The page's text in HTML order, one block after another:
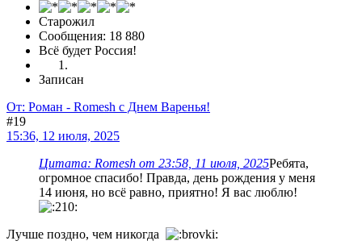
Старожил
Сообщения: 18 880
Всё будет Россия!
Записан
От: Роман - Romesh с Днем Варенья!
#19
15:36, 12 июля, 2025
Цитата: Romesh от 23:58, 11 июля, 2025Ребята,
огромное спасибо! Правда, день рождения у меня
14 июня, но всё равно, приятно! Я вас люблю!
Лучше поздно, чем никогда